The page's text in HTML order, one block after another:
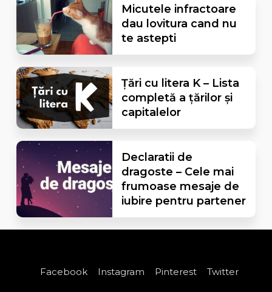
Micutele infractoare
dau lovitura cand nu
te astepti
Țări cu litera K – Lista
completă a țărilor și
capitalelor
Declaratii de
dragoste – Cele mai
frumoase mesaje de
iubire pentru partener
Facebook Instagram Pinterest Twitter